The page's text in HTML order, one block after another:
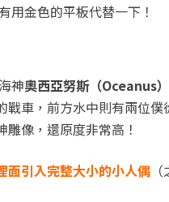
金色的平板代替一下！
神奧西亞努斯（Oceanus）
車，前方水中則有兩位
雕像，還原度非常高！
面引入完整大小的小人偶